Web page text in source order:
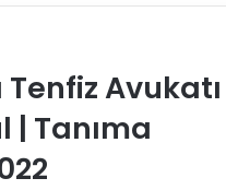
Tenfiz Avukatı
| Tanıma